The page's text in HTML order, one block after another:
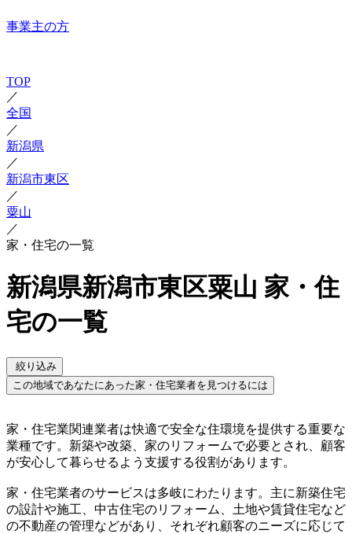
事業主の方
TOP
／
全国
／
新潟県
／
新潟市東区
／
粟山
／
家・住宅の一覧
新潟県新潟市東区粟山 家・住
宅の一覧
絞り込み
この地域であなたにあった家・住宅業者を見つけるには
家・住宅業関連業者は快適で安全な住環境を提供する重要な
業種です。新築や改築、家のリフォームで必要とされ、顧客
が安心して暮らせるよう支援する役割があります。
家・住宅業者のサービスは多岐にわたります。主に新築住宅
の設計や施工、中古住宅のリフォーム、土地や賃貸住宅など
の不動産の管理などがあり、それぞれ顧客のニーズに応じて